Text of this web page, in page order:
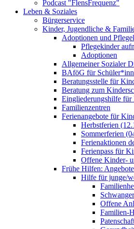
Podcast "FlensFrequenz"
Leben & Soziales
Bürgerservice
Kinder, Jugendliche &
Adoptionen und
Pflegekinder
Adoptionen
Allgemeiner Sozialer
BAföG für
Beratungsstelle für
Beratung zum
Eingliederungshilfe für
Familienzentren
Ferienangebote für
Herbstferien
Sommerferien
Ferienaktionen
Ferienpass für
Offene Kinder-
Frühe Hilfen:
Hilfe für junge/
Offene
Familien-